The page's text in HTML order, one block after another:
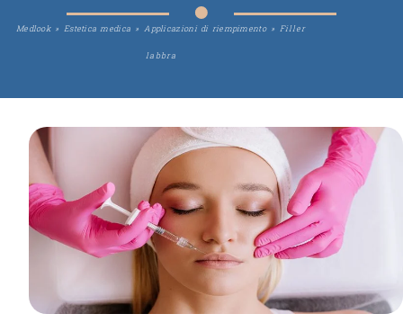
Medlook» Estetica medica » Applicazioni di riempimento» Filler
labbra